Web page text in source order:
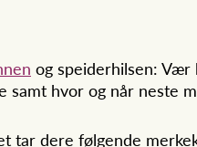
og speiderhilsen:
samt hvor og når neste
tar dere følgende